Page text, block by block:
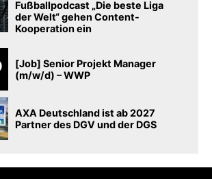
Fußballpodcast „Die beste Liga
der Welt“ gehen Content-
Kooperation ein
[Job] Senior Projekt Manager
(m/w/d) – WWP
AXA Deutschland ist ab 2027
Partner des DGV und der DGS